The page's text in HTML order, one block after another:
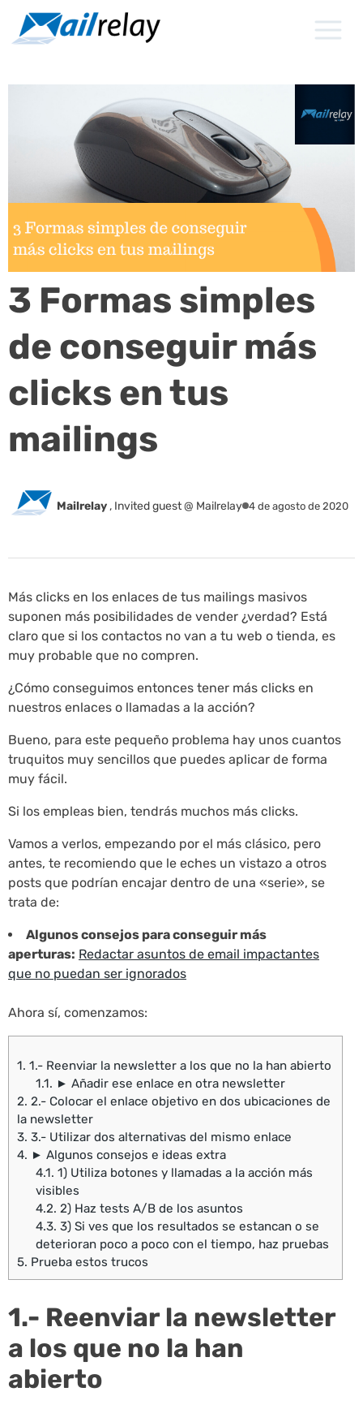
contenido
3 Formas simples
de conseguir más
clicks en tus
mailings
Mailrelay , Invited guest @ Mailrelay 4 de agosto de 2020
Más clicks en los enlaces de tus mailings masivos
suponen más posibilidades de vender ¿verdad? Está
claro que si los contactos no van a tu web o tienda, es
muy probable que no compren.
¿Cómo conseguimos entonces tener más clicks en
nuestros enlaces o llamadas a la acción?
Bueno, para este pequeño problema hay unos cuantos
truquitos muy sencillos que puedes aplicar de forma
muy fácil.
Si los empleas bien, tendrás muchos más clicks.
Vamos a verlos, empezando por el más clásico, pero
antes, te recomiendo que le eches un vistazo a otros
posts que podrían encajar dentro de una «serie», se
trata de:
Algunos consejos para conseguir más
aperturas: Redactar asuntos de email impactantes
que no puedan ser ignorados
Ahora sí, comenzamos:
1. 1.- Reenviar la newsletter a los que no la han abierto
1.1. ► Añadir ese enlace en otra newsletter
2. 2.- Colocar el enlace objetivo en dos ubicaciones de
la newsletter
3. 3.- Utilizar dos alternativas del mismo enlace
4. ► Algunos consejos e ideas extra
4.1. 1) Utiliza botones y llamadas a la acción más
visibles
4.2. 2) Haz tests A/B de los asuntos
4.3. 3) Si ves que los resultados se estancan o se
deterioran poco a poco con el tiempo, haz pruebas
5. Prueba estos trucos
1.- Reenviar la newsletter
a los que no la han
abierto